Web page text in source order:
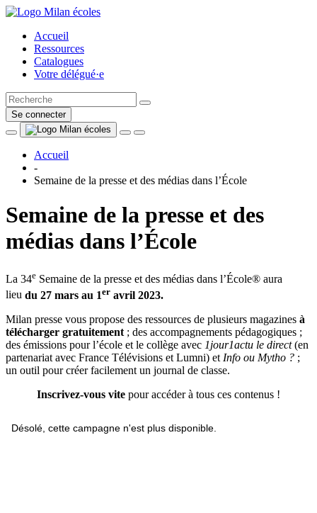
Accueil
Ressources
Catalogues
Votre délégué·e
Se connecter
Accueil
-
Semaine de la presse et des médias dans l’École
Semaine de la presse et des
médias dans l’École
La 34e Semaine de la presse et des médias dans l’École® aura
lieu du 27 mars au 1er avril 2023.
Milan presse vous propose des ressources de plusieurs magazines à
télécharger gratuitement ; des accompagnements pédagogiques ;
des émissions pour l’école et le collège avec 1jour1actu le direct(en
partenariat avec France Télévisions et Lumni) et Info ou Mytho ? ;
un outil pour créer facilement un journal de classe.
Inscrivez-vous vite pour accéder à tous ces contenus !